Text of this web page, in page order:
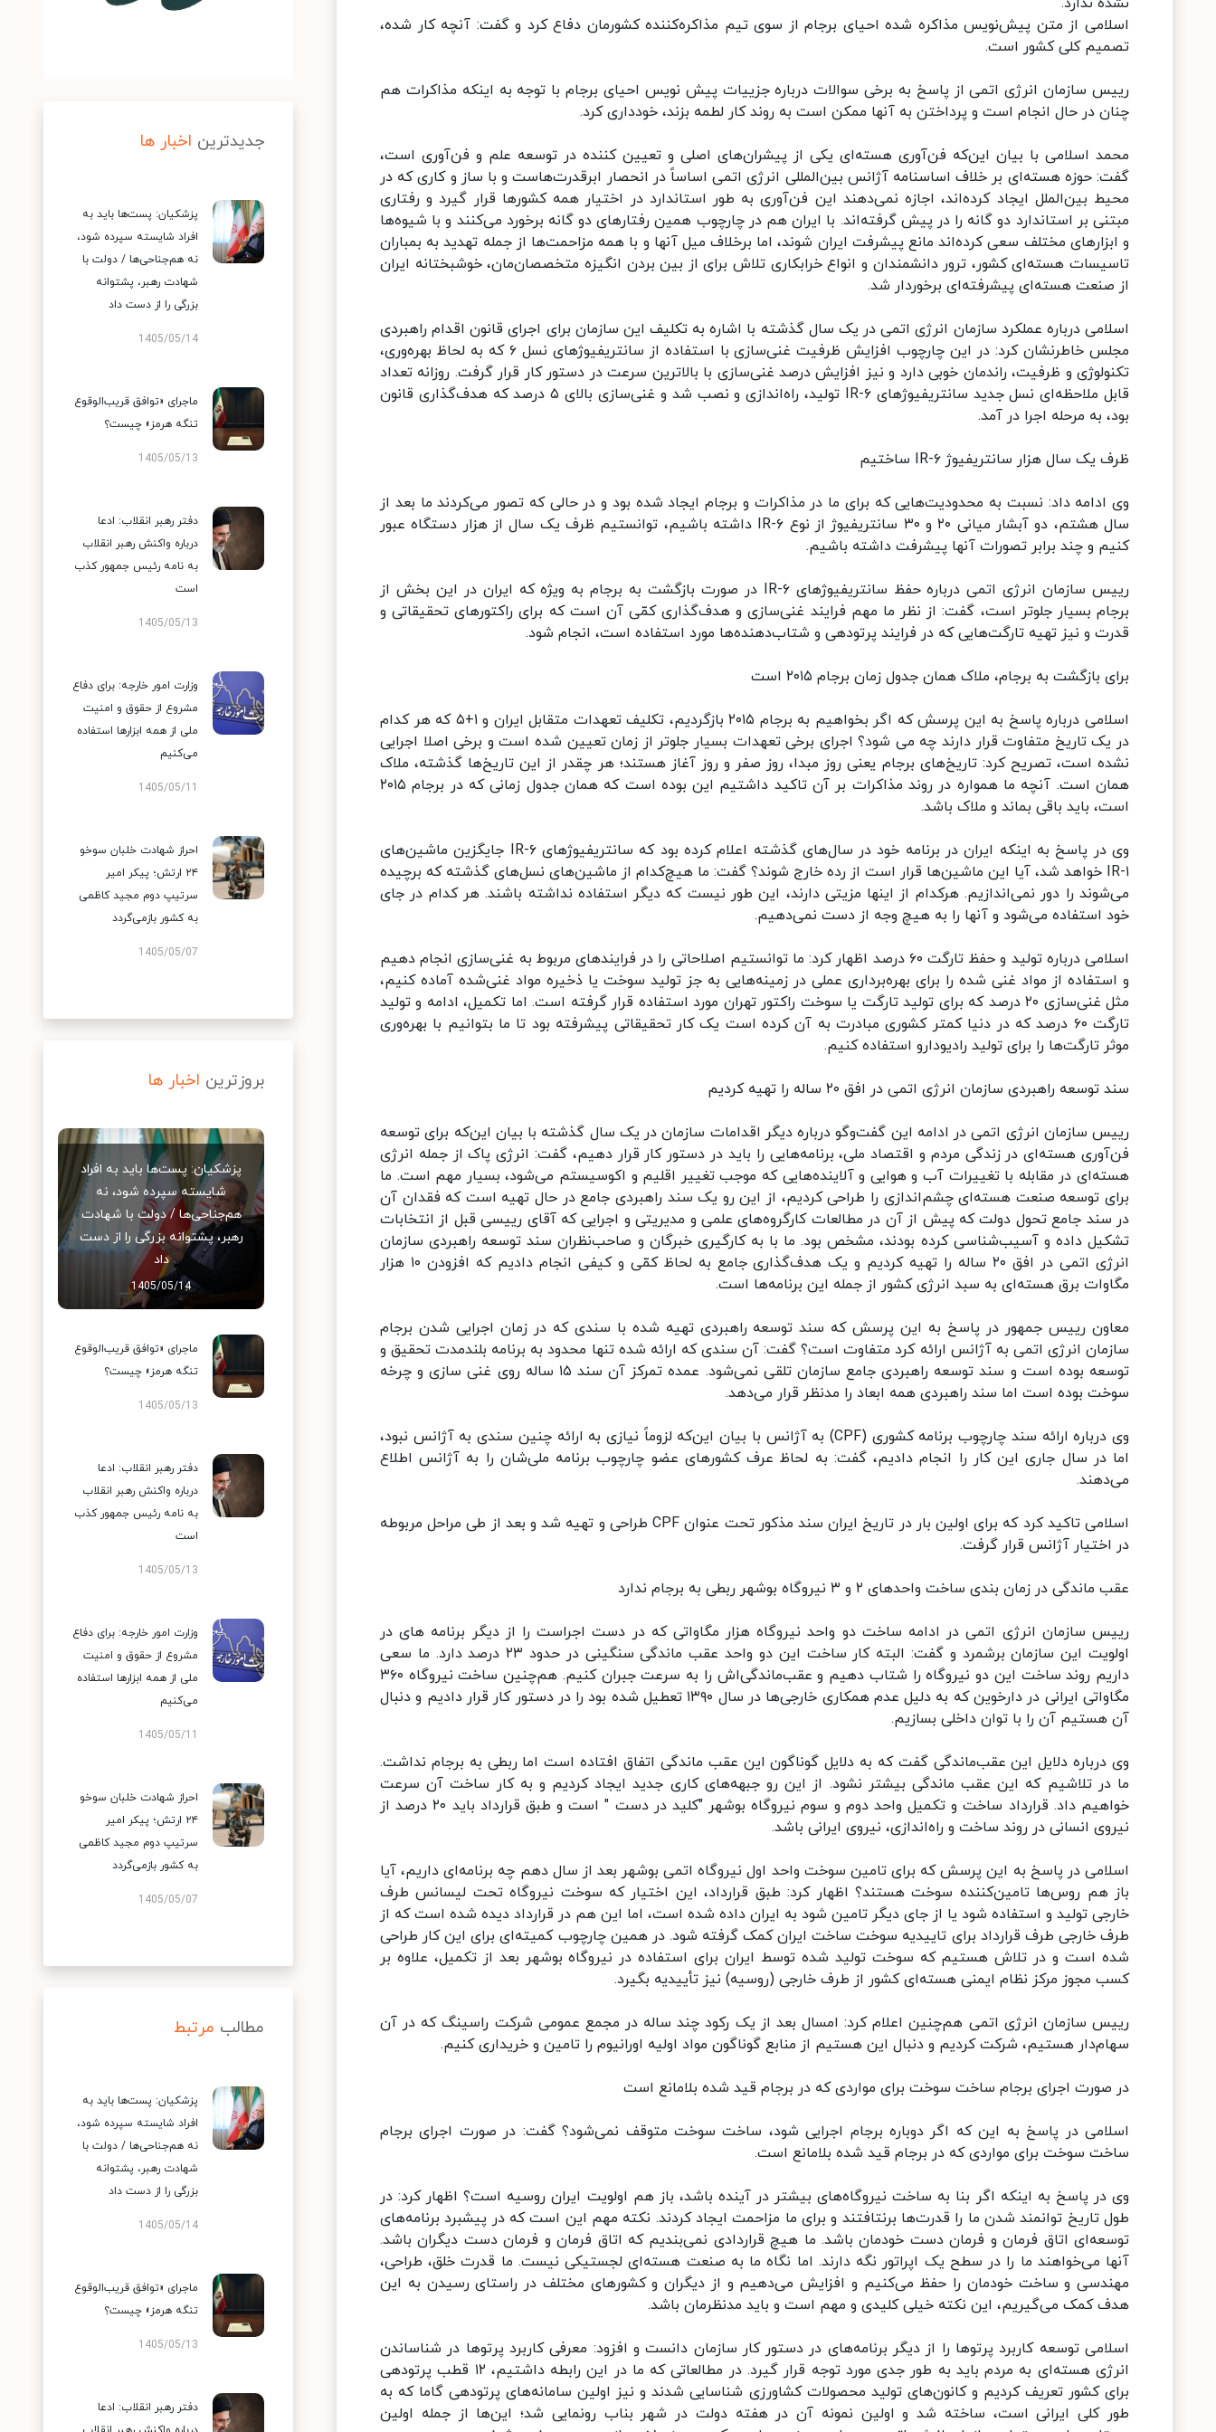
اسلامی از متن پیش‌نویس مذاکره شده احیای برجام از سوی تیم مذاکره‌کننده کشورمان دفاع کرد و گفت: آنچه کار شده،
تصمیم کلی کشور است.
رییس سازمان انرژی اتمی از پاسخ به برخی سوالات درباره جزییات پیش نویس احیای برجام با توجه به اینکه مذاکرات هم
چنان در حال انجام است و پرداختن به آنها ممکن است به روند کار لطمه بزند، خودداری کرد.
محمد اسلامی با بیان این‌که فن‌آوری هسته‌ای یکی از پیشران‌های اصلی و تعیین کننده در توسعه علم و فن‌آوری است،
گفت: حوزه هسته‌ای بر خلاف اساسنامه آژانس بین‌المللی انرژی اتمی اساساً در انحصار ابرقدرت‌هاست و با ساز و کاری که در
محیط بین‌الملل ایجاد کرده‌اند، اجازه نمی‌دهند این فن‌آوری به طور استاندارد در اختیار همه کشورها قرار گیرد و رفتاری
مبتنی بر استاندارد دو گانه را در پیش گرفته‌اند. با ایران هم در چارچوب همین رفتارهای دو گانه برخورد می‌کنند و با شیوه‌ها
و ابزارهای مختلف سعی کرده‌اند مانع پیشرفت ایران شوند، اما برخلاف میل‌ آنها و با همه مزاحمت‌ها از جمله تهدید به بمباران
تاسیسات هسته‌ای کشور، ترور دانشمندان و انواع خرابکاری تلاش برای از بین بردن انگیزه متخصصان‌مان، خوشبختانه ایران
از صنعت هسته‌ای پیشرفته‌ای برخوردار شد.
اسلامی درباره عملکرد سازمان انرژی اتمی در یک سال گذشته با اشاره به تکلیف این سازمان برای اجرای قانون اقدام راهبردی
مجلس خاطرنشان کرد: در این چارچوب افزایش ظرفیت غنی‌سازی با استفاده از سانتریفیوژهای نسل ۶ که به لحاظ بهره‌وری،
تکنولوژی و ظرفیت، راندمان خوبی دارد و نیز افزایش درصد غنی‌سازی با بالاترین سرعت در دستور کار قرار گرفت. روزانه تعداد
قابل ملاحظه‌ای نسل جدید سانتریفیوژهای IR-۶ تولید، راه‌اندازی و نصب شد و غنی‌سازی بالای ۵ درصد که هدف‌گذاری قانون
بود، به مرحله اجرا در آمد.
ظرف یک سال هزار سانتریفیوژ IR-۶ ساختیم
وی ادامه داد: نسبت به محدودیت‌هایی که برای ما در مذاکرات و برجام ایجاد شده بود و در حالی که تصور می‌کردند ما بعد از
سال هشتم، دو آبشار میانی ۲۰ و ۳۰ سانتریفیوژ از نوع IR-۶ داشته باشیم، توانستیم ظرف یک سال از هزار دستگاه عبور
کنیم و چند برابر تصورات آنها پیشرفت داشته باشیم.
رییس سازمان انرژی اتمی درباره حفظ سانتریفیوژهای IR-۶ در صورت بازگشت به برجام به ویژه که ایران در این بخش از
برجام بسیار جلوتر است، گفت: از نظر ما مهم فرایند غنی‌سازی و هدف‌گذاری کمّی آن است که برای راکتورهای تحقیقاتی و
قدرت و نیز تهیه تارگت‌هایی که در فرایند پرتودهی و شتاب‌دهنده‌ها مورد استفاده است، انجام شود.
برای بازگشت به برجام، ملاک همان جدول زمان‌ برجام ۲۰۱۵ است
اسلامی درباره پاسخ به این پرسش که اگر بخواهیم به برجام ۲۰۱۵ بازگردیم، تکلیف تعهدات متقابل ایران و ۱+۵ که هر کدام
در یک تاریخ متفاوت قرار دارند چه می شود؟ اجرای برخی تعهدات بسیار جلوتر از زمان تعیین شده است و برخی اصلا اجرایی
نشده است، تصریح کرد: تاریخ‌های برجام یعنی روز مبدا، روز صفر و روز آغاز هستند؛ هر چقدر از این تاریخ‌ها گذشته، ملاک
همان است. آنچه ما همواره در روند مذاکرات بر آن تاکید داشتیم این بوده است که همان جدول زمانی که در برجام ۲۰۱۵
است، باید باقی بماند و ملاک باشد.
وی در پاسخ به اینکه ایران در برنامه خود در سال‌های گذشته اعلام کرده بود که سانتریفیوژهای IR-۶ جایگزین ماشین‌های
IR-۱ خواهد شد، آیا این ماشین‌ها قرار است از رده خارج شوند؟ گفت: ما هیچ‌کدام از ماشین‌های نسل‌های گذشته که برچیده
می‌شوند را دور نمی‌اندازیم. هرکدام از اینها مزیتی دارند، این طور نیست که دیگر استفاده نداشته باشند. هر کدام در جای
خود استفاده می‌شود و آنها را به هیچ وجه از دست نمی‌دهیم.
اسلامی درباره تولید و حفظ تارگت ۶۰ درصد اظهار کرد: ما توانستیم اصلاحاتی را در فرایندهای مربوط به غنی‌سازی انجام دهیم
و استفاده از مواد غنی شده را برای بهره‌برداری عملی در زمینه‌هایی به جز تولید سوخت یا ذخیره مواد غنی‌شده آماده کنیم،
مثل غنی‌سازی ۲۰ درصد که برای تولید تارگت یا سوخت راکتور تهران مورد استفاده قرار گرفته است. اما تکمیل، ادامه و تولید
تارگت ۶۰ درصد که در دنیا کمتر کشوری مبادرت به آن کرده است یک کار تحقیقاتی پیشرفته بود تا ما بتوانیم با بهره‌وری
موثر تارگت‌ها را برای تولید رادیودارو استفاده کنیم.
سند توسعه راهبردی سازمان انرژی اتمی در افق ۲۰ ساله را تهیه کردیم
رییس سازمان انرژی اتمی در ادامه این گفت‌وگو درباره دیگر اقدامات سازمان در یک سال گذشته با بیان این‌که برای توسعه
فن‌آوری هسته‌ای در زندگی مردم و اقتصاد ملی، برنامه‌هایی را باید در دستور کار قرار دهیم، گفت: انرژی پاک از جمله انرژی
هسته‌ای در مقابله با تغییرات آب و هوایی و آلاینده‌هایی که موجب تغییر اقلیم و اکوسیستم می‌شود، بسیار مهم است. ما
برای توسعه صنعت هسته‌ای چشم‌اندازی را طراحی کردیم، از این رو یک سند راهبردی جامع در حال تهیه است که فقدان آن
در سند جامع تحول دولت که پیش از آن در مطالعات کارگروه‌های علمی و مدیریتی و اجرایی که آقای رییسی قبل از انتخابات
تشکیل داده و آسیب‌شناسی کرده بودند، مشخص بود. ما با به کارگیری خبرگان و صاحب‌نظران سند توسعه راهبردی سازمان
انرژی اتمی در افق ۲۰ ساله را تهیه کردیم و یک هدف‌گذاری جامع به لحاظ کمّی و کیفی انجام دادیم که افزودن ۱۰ هزار
مگاوات برق هسته‌ای به سبد انرژی کشور از جمله این برنامه‌ها است.
معاون رییس جمهور در پاسخ به این‌ پرسش که سند توسعه راهبردی تهیه شده با سندی که در زمان اجرایی شدن برجام
سازمان انرژی اتمی به آژانس ارائه کرد متفاوت است؟ گفت: آن سندی که ارائه شده تنها محدود به برنامه بلندمدت تحقیق و
توسعه بوده است و سند توسعه راهبردی جامع سازمان تلقی نمی‌شود. عمده تمرکز آن سند ۱۵ ساله روی غنی سازی و چرخه
سوخت بوده است اما سند راهبردی همه ابعاد را مدنظر قرار می‌دهد.
وی درباره ارائه سند چارچوب برنامه کشوری (CPF) به آژانس با بیان این‌که لزوماً نیازی به ارائه چنین سندی به آژانس نبود،
اما در سال جاری این کار را انجام دادیم، گفت: به لحاظ عرف کشورهای عضو چارچوب برنامه ملی‌شان را به آژانس اطلاع
می‌دهند.
اسلامی تاکید کرد که برای اولین بار در تاریخ ایران سند مذکور تحت عنوان CPF طراحی و تهیه شد و بعد از طی مراحل‌ مربوطه
در اختیار آژانس قرار گرفت.
عقب ماندگی در زمان بندی ساخت واحدهای ۲ و ۳ نیروگاه بوشهر ربطی به برجام ندارد
رییس سازمان انرژی اتمی در ادامه ساخت دو واحد نیروگاه هزار مگاواتی که در دست اجراست را از دیگر برنامه های در
اولویت این سازمان برشمرد و گفت: البته کار ساخت این دو واحد عقب ماندگی سنگینی در حدود ۲۳ درصد دارد. ما سعی
داریم روند ساخت این دو نیروگاه را شتاب دهیم و عقب‌ماندگی‌اش را به سرعت جبران کنیم. هم‌چنین ساخت نیروگاه ۳۶۰
مگاواتی ایرانی در دارخوین که به دلیل عدم همکاری خارجی‌ها در سال ۱۳۹۰ تعطیل شده بود را در دستور کار قرار دادیم و دنبال
آن هستیم آن را با توان داخلی بسازیم.
وی درباره دلایل این عقب‌ماندگی گفت که به دلایل گوناگون این عقب ماندگی اتفاق افتاده است اما ربطی به برجام نداشت.
ما در تلاشیم که این عقب ماندگی بیشتر نشود. از این رو جبهه‌های کاری جدید ایجاد کردیم و به کار ساخت آن سرعت
خواهیم داد. قرارداد ساخت و تکمیل واحد دوم و سوم نیروگاه بوشهر "کلید در دست " است و طبق قرارداد باید ۲۰ درصد از
نیروی انسانی در روند ساخت و راه‌اندازی، نیروی ایرانی باشد.
اسلامی در پاسخ به این پرسش که برای تامین سوخت واحد اول نیروگاه اتمی بوشهر بعد از سال دهم چه برنامه‌ای داریم، آیا
باز هم روس‌ها تامین‌کننده سوخت هستند؟ اظهار کرد: طبق قرارداد، این اختیار که سوخت نیروگاه تحت لیسانس طرف
خارجی تولید و استفاده شود یا از جای دیگر تامین شود به ایران داده شده است، اما این هم در قرارداد دیده شده است که از
طرف خارجی طرف قرارداد برای تاییدیه سوخت ساخت ایران کمک گرفته شود. در همین چارچوب کمیته‌ای برای این کار طراحی
شده است و در تلاش هستیم که سوخت تولید شده توسط ایران برای استفاده در نیروگاه بوشهر بعد از تکمیل، علاوه بر
کسب مجوز مرکز نظام ایمنی هسته‌ای کشور از طرف خارجی (روسیه) نیز تأییدیه بگیرد.
رییس سازمان انرژی اتمی هم‌چنین اعلام کرد: امسال بعد از یک رکود چند ساله در مجمع عمومی شرکت راسینگ که در آن
سهام‌دار هستیم، شرکت کردیم و دنبال این هستیم از منابع گوناگون مواد اولیه اورانیوم را تامین و خریداری کنیم.
در صورت اجرای برجام ساخت سوخت برای مواردی که در برجام قید شده بلامانع است
اسلامی در پاسخ به این که اگر دوباره برجام اجرایی شود، ساخت سوخت متوقف نمی‌شود؟ گفت: در صورت اجرای برجام
ساخت سوخت برای مواردی که در برجام قید شده بلامانع است.
وی در پاسخ به اینکه اگر بنا به ساخت نیروگاه‌های بیشتر در آینده باشد، باز هم اولویت ایران روسیه است؟ اظهار کرد: در
طول تاریخ توانمند شدن ما را قدرت‌ها برنتافتند و برای ما مزاحمت ایجاد کردند. نکته مهم این است که در پیشبرد برنامه‌های
توسعه‌ای اتاق فرمان و فرمان دست خودمان باشد. ما هیچ قراردادی نمی‌بندیم که اتاق فرمان و فرمان دست دیگران باشد.
آنها می‌خواهند ما را در سطح یک اپراتور نگه دارند. اما نگاه ما به صنعت‌ هسته‌ای لجستیکی نیست. ما قدرت خلق، طراحی،
مهندسی و ساخت خودمان را حفظ می‌کنیم و افزایش می‌دهیم و از دیگران و کشورهای مختلف در راستای رسیدن به این
هدف کمک می‌گیریم، این نکته خیلی کلیدی و مهم است و باید مدنظرمان باشد.
اسلامی توسعه کاربرد پرتوها را از دیگر برنامه‌های در دستور کار سازمان دانست و افزود: معرفی کاربرد پرتوها در شناساندن
انرژی هسته‌ای به مردم باید به طور جدی مورد توجه قرار گیرد. در مطالعاتی که ما در این رابطه داشتیم، ۱۲ قطب پرتودهی
برای کشور تعریف کردیم و کانون‌های تولید محصولات کشاورزی شناسایی شدند و نیز اولین سامانه‌های پرتودهی گاما که به
طور کلی ایرانی است، ساخته شد و اولین نمونه آن در هفته دولت در شهر بناب رونمایی شد؛ این‌ها از جمله اولین
جدیدترین اخبار ها
پزشکیان: پست‌ها باید به
افراد شایسته سپرده شود،
نه هم‌جناحی‌ها / دولت با
شهادت رهبر، پشتوانه
بزرگی را از دست داد
1405/05/14
ماجرای «توافق قریب‌الوقوع
تنگه هرمز» چیست؟
1405/05/13
دفتر رهبر انقلاب: ادعا
درباره واکنش رهبر انقلاب
به نامه رئیس جمهور کذب
است
1405/05/13
وزارت امور خارجه: برای دفاع
مشروع از حقوق و امنیت
ملی از همه ابزارها استفاده
می‌کنیم
1405/05/11
احراز شهادت خلبان سوخو
۲۴ ارتش؛ پیکر امیر
سرتیپ دوم مجید کاظمی
به کشور بازمی‌گردد
1405/05/07
بروزترین اخبار ها
پزشکیان: پست‌ها باید به افراد
شایسته سپرده شود، نه
هم‌جناحی‌ها / دولت با شهادت
رهبر، پشتوانه بزرگی را از دست
داد
1405/05/14
ماجرای «توافق قریب‌الوقوع
تنگه هرمز» چیست؟
1405/05/13
دفتر رهبر انقلاب: ادعا
درباره واکنش رهبر انقلاب
به نامه رئیس جمهور کذب
است
1405/05/13
وزارت امور خارجه: برای دفاع
مشروع از حقوق و امنیت
ملی از همه ابزارها استفاده
می‌کنیم
1405/05/11
احراز شهادت خلبان سوخو
۲۴ ارتش؛ پیکر امیر
سرتیپ دوم مجید کاظمی
به کشور بازمی‌گردد
1405/05/07
مطالب مرتبط
پزشکیان: پست‌ها باید به
افراد شایسته سپرده شود،
نه هم‌جناحی‌ها / دولت با
شهادت رهبر، پشتوانه
بزرگی را از دست داد
1405/05/14
ماجرای «توافق قریب‌الوقوع
تنگه هرمز» چیست؟
1405/05/13
دفتر رهبر انقلاب: ادعا